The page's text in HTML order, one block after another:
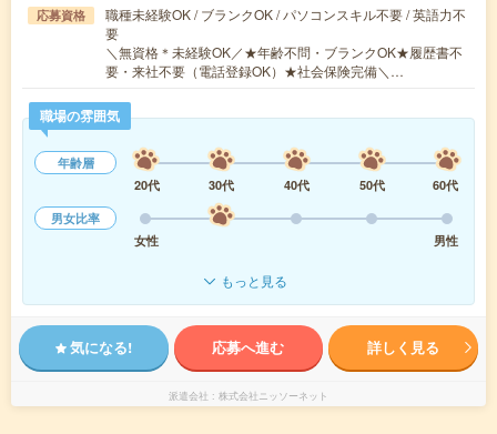
応募資格
職種未経験OK / ブランクOK / パソコンスキル不要 / 英語力不
要
＼無資格＊未経験OK／★年齢不問・ブランクOK★履歴書不
要・来社不要（電話登録OK）★社会保険完備＼…
職場の雰囲気
年齢層
20代
30代 40代 50代
60代
男女比率
女性
男性
もっと見る
気になる! 応募へ進む 詳しく見る
派遣会社 株式会社ニッソーネット